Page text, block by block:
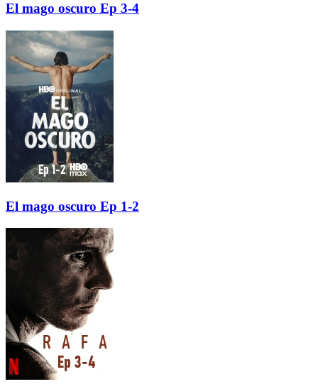
El mago oscuro Ep 3-4
El mago oscuro Ep 1-2